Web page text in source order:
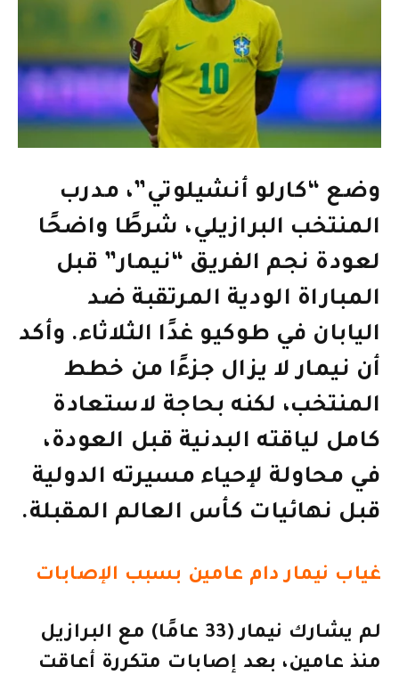
وضع “كارلو أنشيلوتي”، مدرب
المنتخب البرازيلي، شرطًا واضحًا
لعودة نجم الفريق “نيمار” قبل
المباراة الودية المرتقبة ضد
اليابان في طوكيو غدًا الثلاثاء. وأكد
أن نيمار لا يزال جزءًا من خطط
المنتخب، لكنه بحاجة لاستعادة
كامل لياقته البدنية قبل العودة،
في محاولة لإحياء مسيرته الدولية
قبل نهائيات كأس العالم المقبلة.
غياب نيمار دام عامين بسبب الإصابات
لم يشارك نيمار (33 عامًا) مع البرازيل
منذ عامين، بعد إصابات متكررة أعاقت